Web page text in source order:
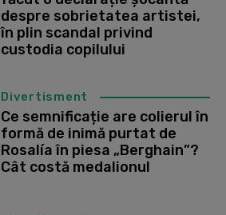
despre sobrietatea artistei,
în plin scandal privind
custodia copilului
Divertisment
Ce semnificație are colierul în
formă de inimă purtat de
Rosalía în piesa „Berghain”?
Cât costă medalionul